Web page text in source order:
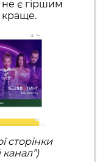
не є гіршим
краще.
сторінки